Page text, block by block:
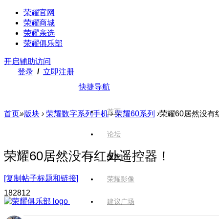
荣耀官网
荣耀商城
荣耀亲选
荣耀俱乐部
开启辅助访问
登录 / 立即注册
快捷导航
首页
论坛
版块
荣耀影像
建议广场
首页»版块 › 荣耀数字系列手机 › 荣耀60系列 ›荣耀60居然没有
荣耀60居然没有红外遥控器！
[复制帖子标题和链接]
182812